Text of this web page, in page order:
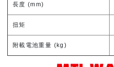
長度 (mm)
扭矩
附載電池重量 (kg)